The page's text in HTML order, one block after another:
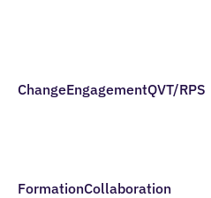
ChangeEngagementQVT/RPS
FormationCollaboration